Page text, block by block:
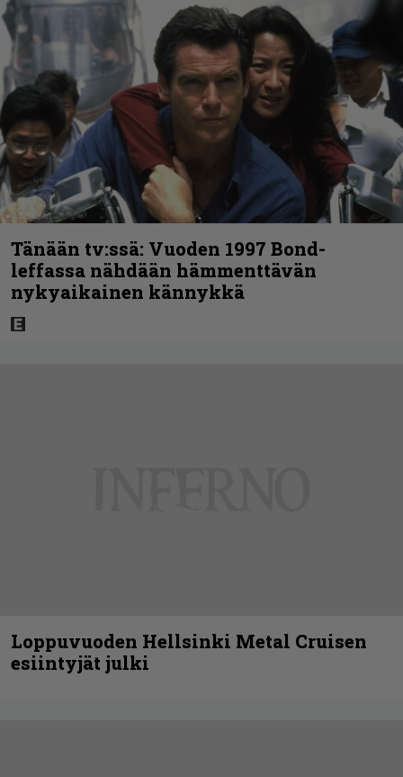
Tänään tv:ssä: Vuoden 1997 Bond-
leffassa nähdään hämmenttävän
nykyaikainen kännykkä
Loppuvuoden Hellsinki Metal Cruisen
esiintyjät julki